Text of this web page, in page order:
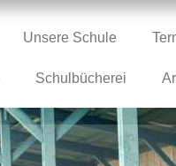
Unsere Schule
Schulbücherei